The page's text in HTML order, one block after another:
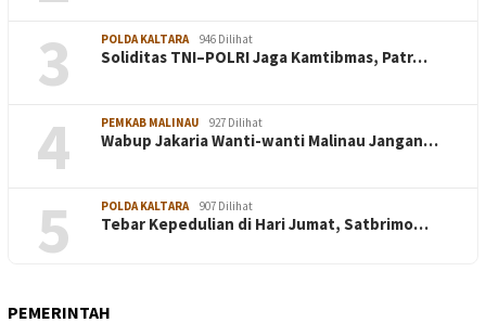
3 POLDA KALTARA 946 Dilihat
Soliditas TNI–POLRI Jaga Kamtibmas, Patr…
4 PEMKAB MALINAU 927 Dilihat
Wabup Jakaria Wanti-wanti Malinau Jangan…
5 POLDA KALTARA 907 Dilihat
Tebar Kepedulian di Hari Jumat, Satbrimo…
PEMERINTAH